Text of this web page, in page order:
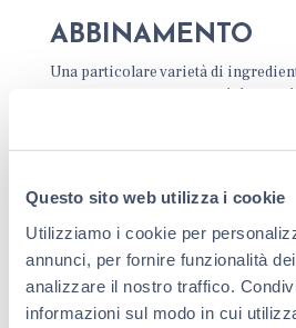
Questo sito web utilizza i cookie
Utilizziamo i cookie per
annunci, per fornire funzionalità
analizzare il nostro traffico.
informazioni sul modo in cui
ABBINAMENTO
Una particolare varietà di
un gustoso contrasto tra dolce e
viene raccontato in “Ossimoro” di
e armonico, ma al contempo
buona acidità.Il suo profumo
piacevolmente valorizzato da note
d’acacia e tiglio, ben si abbina alla
pizza e al tono dolciastro conferito
ingredienti quali la frutta e il